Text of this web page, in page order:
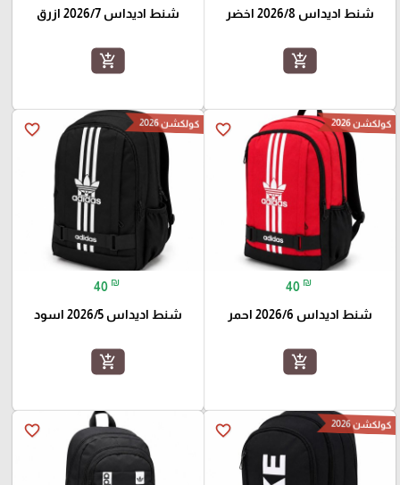
شنط اديداس 2026/8 اخضر
add_shopping_cart
شنط اديداس 2026/7 ازرق
add_shopping_cart
favorite_border كولكشن 2026
40 ₪
شنط اديداس 2026/6 احمر
add_shopping_cart
favorite_border كولكشن 2026
40 ₪
شنط اديداس 2026/5 اسود
add_shopping_cart
favorite_border كولكشن 2026 favorite_border